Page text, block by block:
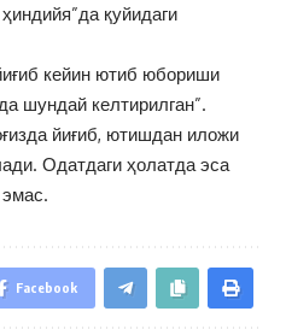
қуйидаги
кейин ютиб юбориши
шундай келтирилган”.
йиғиб, ютишдан иложи
Одатдаги ҳолатда эса
Facebook